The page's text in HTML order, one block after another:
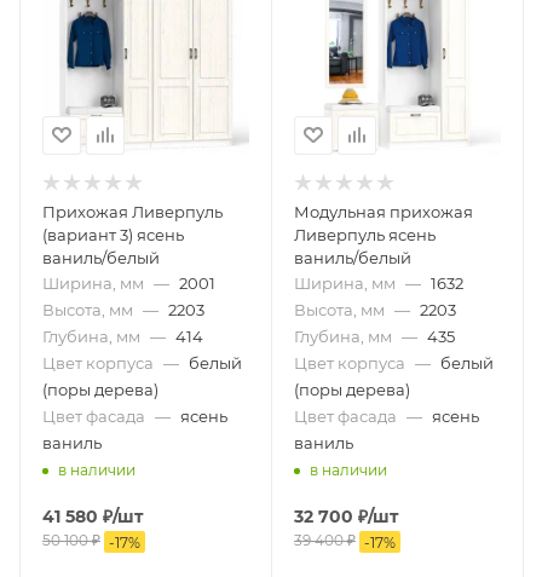
Прихожая Ливерпуль
(вариант 3) ясень
ваниль/белый
Ширина, мм — 2001
Высота, мм — 2203
Глубина, мм — 414
Цвет корпуса — белый
(поры дерева)
Цвет фасада — ясень
ваниль
в наличии
41 580 ₽/шт
50 100₽ -17%
Модульная прихожая
Ливерпуль ясень
ваниль/белый
Ширина, мм — 1632
Высота, мм — 2203
Глубина, мм — 435
Цвет корпуса — белый
(поры дерева)
Цвет фасада — ясень
ваниль
в наличии
32 700 ₽/шт
39 400₽ -17%